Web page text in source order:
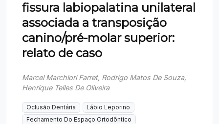
fissura labiopalatina unilateral
associada a transposição
canino/pré-molar superior:
relato de caso
Marcel Marchiori Farret, Rodrigo Matos De Souza,
Henrique Telles De Oliveira
Oclusão Dentária
Lábio Leporino
Fechamento Do Espaço Ortodôntico